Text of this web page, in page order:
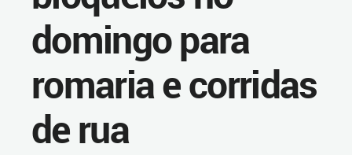
domingo para
romaria e corridas
de rua